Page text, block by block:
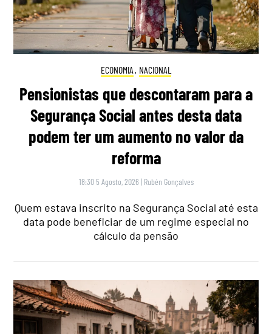
ECONOMIA , NACIONAL
Pensionistas que descontaram para a
Segurança Social antes desta data
podem ter um aumento no valor da
reforma
18:30 5 Agosto, 2026 | Rubén Gonçalves
Quem estava inscrito na Segurança Social até esta
data pode beneficiar de um regime especial no
cálculo da pensão